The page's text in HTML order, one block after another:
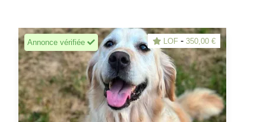
Annonce vérifiée LOF - 350,00 €